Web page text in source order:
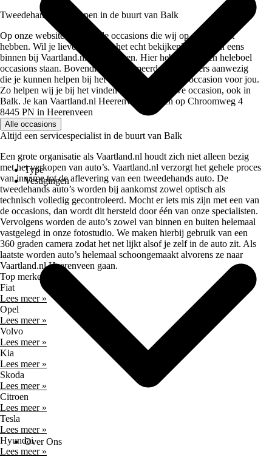
Type
Vestigingen
Over Ons
Tweedehands auto kopen in de buurt van Balk
Op onze website vind je alle occasions die wij op dit moment
hebben. Wil je liever auto’s in het echt bekijken? Loop dan eens
binnen bij Vaartland.nl Heerenveen. Hier hebben we een heleboel
occasions staan. Bovendien zijn er meerdere verkopers aanwezig
die je kunnen helpen bij het kiezen voor de beste occasion voor jou.
Zo helpen wij je bij het vinden van jouw nieuwe occasion, ook in
Balk. Je kan Vaartland.nl Heerenveen vinden op Chroomweg 4
8445 PN in Heerenveen
Alle occasions
Altijd een servicespecialist in de buurt van Balk
Een grote organisatie als Vaartland.nl houdt zich niet alleen bezig
met het verkopen van auto’s. Vaartland.nl verzorgt het gehele proces
van inname tot de aflevering van een tweedehands auto. De
tweedehands auto’s worden bij aankomst zowel optisch als
technisch volledig gecontroleerd. Mocht er iets mis zijn met een van
de occasions, dan wordt dit hersteld door één van onze specialisten.
Vervolgens worden de auto’s zowel van binnen en buiten helemaal
vastgelegd in onze fotostudio. We maken hierbij gebruik van een
360 graden camera zodat het net lijkt alsof je zelf in de auto zit. Als
laatste worden auto’s helemaal schoongemaakt alvorens ze naar
Vaartland.nl Heerenveen gaan.
Top merken
Fiat
Lees meer »
Opel
Lees meer »
Volvo
Lees meer »
Kia
Lees meer »
Skoda
Lees meer »
Citroen
Lees meer »
Tesla
Lees meer »
Hyundai
Lees meer »